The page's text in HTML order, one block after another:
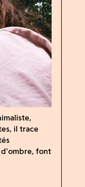
il trace
d'ombre, font